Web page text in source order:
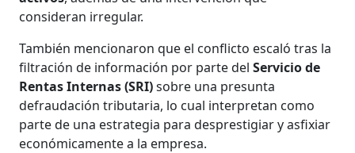
consideran irregular.
También mencionaron que el conflicto escaló tras la
filtración de información por parte delServicio de
Rentas Internas (SRI)sobre una presunta
defraudación tributaria, lo cual interpretan como
parte de una estrategia para desprestigiar y asfixiar
económicamente a la empresa.